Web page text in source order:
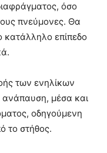
όσο
πνεύμονες. Θα
κατάλληλο επίπεδο
των ενηλίκων
ανάπαυση, μέσα και
οδηγούμενη
το στήθος.